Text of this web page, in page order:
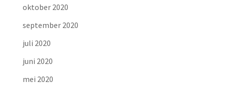
oktober 2020
september 2020
juli 2020
juni 2020
mei 2020